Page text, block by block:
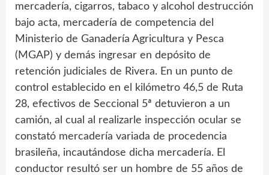
mercadería, cigarros, tabaco y alcohol destrucción
bajo acta, mercadería de competencia del
Ministerio de Ganadería Agricultura y Pesca
(MGAP) y demás ingresar en depósito de
retención judiciales de Rivera. En un punto de
control establecido en el kilómetro 46,5 de Ruta
28, efectivos de Seccional 5ª detuvieron a un
camión, al cual al realizarle inspección ocular se
constató mercadería variada de procedencia
brasileña, incautándose dicha mercadería. El
conductor resultó ser un hombre de 55 años de